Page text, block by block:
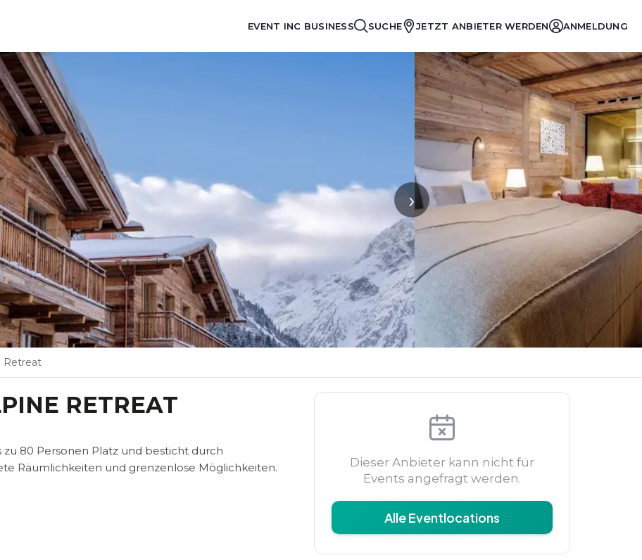
EVENT INC BUSINESS SUCHE JETZT ANBIETER WERDEN ANMELDUNG
›
Retreat
RETREAT
80 Personen Platz und besticht durch
Räumlichkeiten und grenzenlose Möglichkeiten.
Dieser Anbieter kann nicht für
Events angefragt werden.
Alle Eventlocations